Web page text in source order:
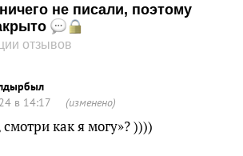
не писали, поэтому
отзывов
в 14:17
(изменено)
как я могу»? ))))